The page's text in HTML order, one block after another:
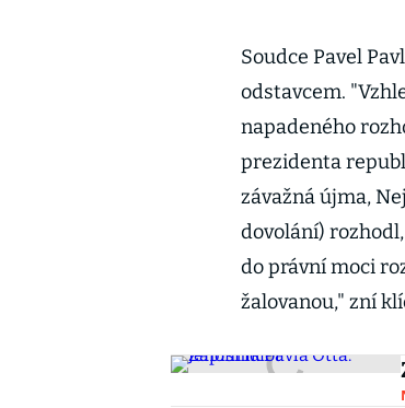
Soudce Pavel
odstavcem.
napadeného
prezidenta
závažná újma,
dovolání)
do právní moci
žalovanou," zní